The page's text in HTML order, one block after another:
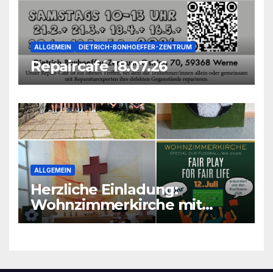
ALLGEMEIN DIETRICH-BONHOEFFER-ZENTRUM
Repaircafé 18.07.26
ALLGEMEIN
Herzliche Einladung:
Wohnzimmerkirche mit
unseren Konfis